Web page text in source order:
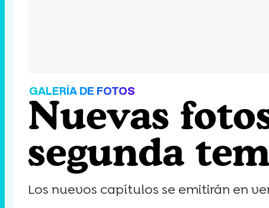
GALERÍA DE FOTOS
Nuevas
segunda
Los nuevos capítulos se emitirán en